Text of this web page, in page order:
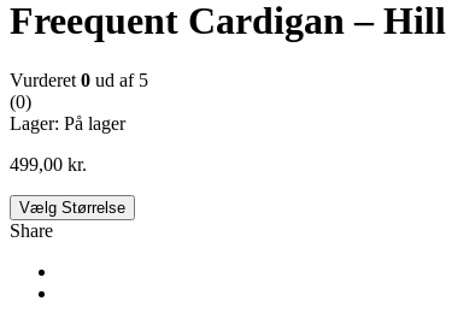
Freequent Cardigan –
Vurderet 0 ud af 5
(0)
Lager: På lager
499,00 kr.
Vælg Størrelse
Share